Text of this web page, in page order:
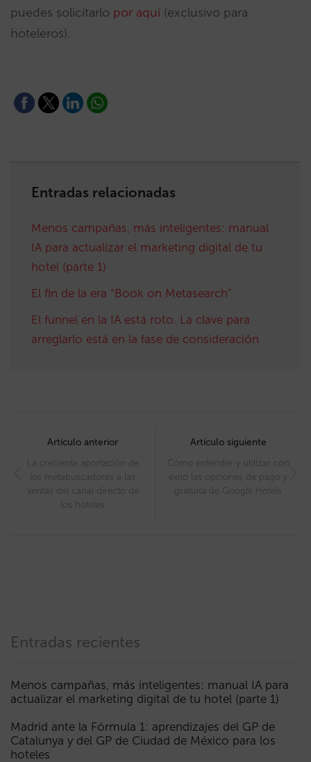
puedes solicitarlo por aquí (exclusivo para
hoteleros).
Entradas relacionadas
Menos campañas, más inteligentes: manual
IA para actualizar el marketing digital de tu
hotel (parte 1)
El fin de la era “Book on Metasearch”
El funnel en la IA está roto. La clave para
arreglarlo está en la fase de consideración
navigation
Artículo anterior
La creciente aportación de
los metabuscadores a las
ventas del canal directo de
los hoteles
Artículo siguiente
Cómo entender y utilizar con
éxito las opciones de pago y
gratuita de Google Hotels
Entradas recientes
Menos campañas, más inteligentes: manual IA para
actualizar el marketing digital de tu hotel (parte 1)
Madrid ante la Fórmula 1: aprendizajes del GP de
Catalunya y del GP de Ciudad de México para los
hoteles